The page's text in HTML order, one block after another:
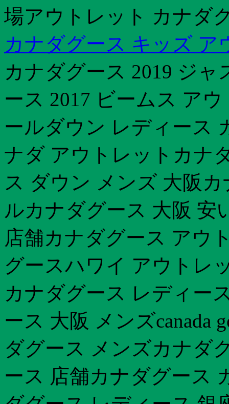
場アウトレット カナダ
カナダグース キッズ ア
カナダグース 2019 ジ
ース 2017 ビームス ア
ールダウン レディース
ナダ アウトレットカナ
ス ダウン メンズ 大阪
ルカナダグース 大阪 安
店舗カナダグース アウ
グースハワイ アウトレ
カナダグース レディー
ース 大阪 メンズcanada
ダグース メンズカナダ
ース 店舗カナダグース